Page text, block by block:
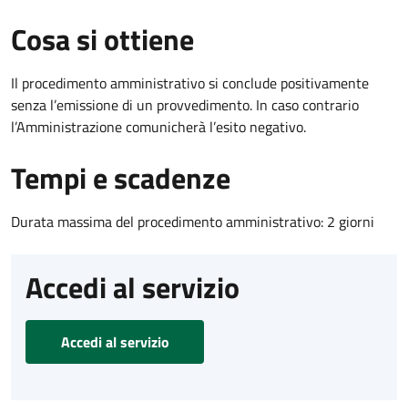
Cosa si ottiene
Il procedimento amministrativo si conclude positivamente
senza l’emissione di un provvedimento. In caso contrario
l’Amministrazione comunicherà l’esito negativo.
Tempi e scadenze
Durata massima del procedimento amministrativo: 2 giorni
Accedi al servizio
Accedi al servizio